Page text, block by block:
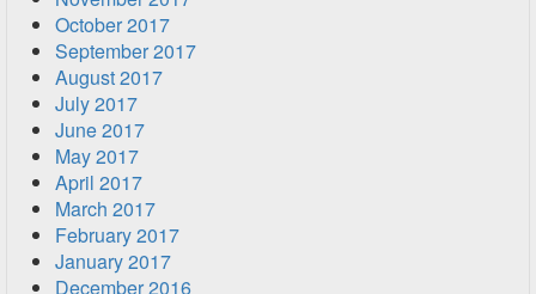
October 2017
September 2017
August 2017
July 2017
June 2017
May 2017
April 2017
March 2017
February 2017
January 2017
December 2016